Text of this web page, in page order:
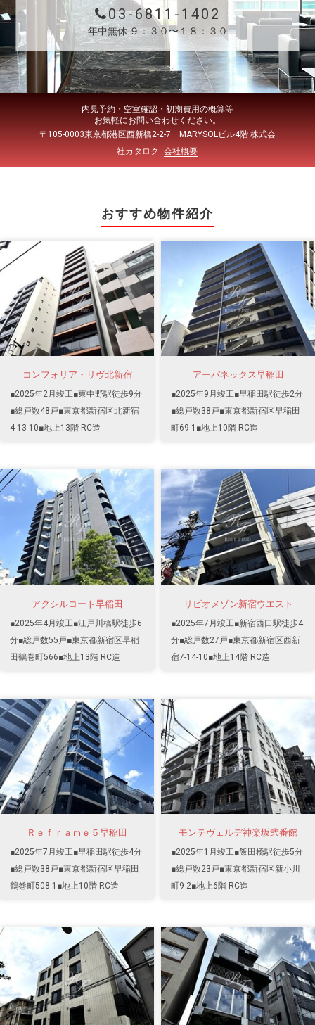
03-6811-1402
年中無休 ９：３０〜１８：３０
内見予約・空室確認・初期費用の概算等
お気軽にお問い合わせください。
〒105-0003東京都港区西新橋2-2-7 MARYSOLビル4階 株式会
社カタロク
会社概要
おすすめ物件紹介
コンフォリア・リヴ北新宿
■2025年2月竣工■東中野駅徒歩9分
■総戸数48戸■東京都新宿区北新宿
4-13-10■地上13階 RC造
アーバネックス早稲田
■2025年9月竣工■早稲田駅徒歩2分
■総戸数38戸■東京都新宿区早稲田
町69-1■地上10階 RC造
アクシルコート早稲田
■2025年4月竣工■江戸川橋駅徒歩6
分■総戸数55戸■東京都新宿区早稲
田鶴巻町566■地上13階 RC造
リビオメゾン新宿ウエスト
■2025年7月竣工■新宿西口駅徒歩4
分■総戸数27戸■東京都新宿区西新
宿7-14-10■地上14階 RC造
Ｒｅｆｒａｍｅ５早稲田
■2025年7月竣工■早稲田駅徒歩4分
■総戸数38戸■東京都新宿区早稲田
鶴巻町508-1■地上10階 RC造
モンテヴェルデ神楽坂弐番館
■2025年1月竣工■飯田橋駅徒歩5分
■総戸数23戸■東京都新宿区新小川
町9-2■地上6階 RC造